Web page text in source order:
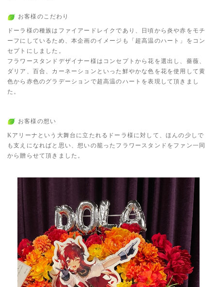
お客様のこだわり
ドーラ様の種族はファイアードレイクであり、日頃から炎や赤をモチ
ーフにしているため、本企画のイメージも「超高温のハート」をコン
セプトにしました。
フラワースタンドデザイナー様はコンセプトから花を選出し、薔薇、
ダリア、百合、カーネーションといった鮮やかな色を花を使用して黄
色から赤色のグラデーションで超高温のハートを表現して頂きまし
た。
お客様の想い
Kアリーナという大舞台に立たれるドーラ様に対して、ほんの少しで
も支えになればと思い、想いの籠ったフラワースタンドをファン一同
から贈らせて頂きました。